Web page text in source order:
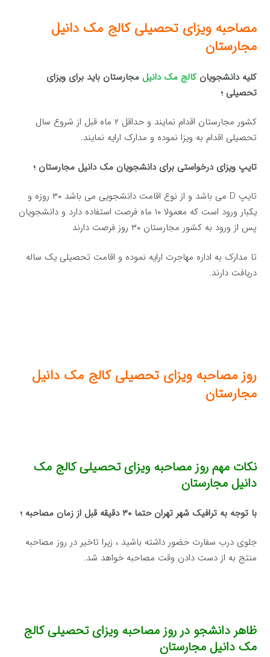
مصاحبه ویزای تحصیلی کالج مک دانیل
مجارستان
کلیه دانشجویانکالج مک دانیل مجارستان باید برای ویزای
تحصیلی ؛
کشور مجارستان اقدام نمایند و حداقل ۲ ماه قبل از شروع سال
تحصیلی اقدام به ویزا نموده و مدارک ارایه نمایند.
تایپ ویزای درخواستی برای دانشجویان مک دانیل مجارستان ؛
تایپ D می باشد و از نوع اقامت دانشجویی می باشد ۳۰ روزه و
یکبار ورود است که معمولا ۱۰ ماه فرصت استفاده دارد و دانشجویان
پس از ورود به کشور مجارستان ۳۰ روز فرصت دارند
تا مدارک به اداره مهاجرت ارایه نموده و اقامت تحصیلی یک ساله
دریافت دارند.
روز مصاحبه ویزای تحصیلی کالج مک دانیل
مجارستان
نکات مهم روز مصاحبه ویزای تحصیلی کالج مک
دانیل مجارستان
با توجه به ترافیک شهر تهران حتما ۳۰ دقیقه قبل از زمان مصاحبه ؛
جلوی درب سفارت حضور داشته باشید ، زیرا تاخیر در روز مصاحبه
منتج به از دست دادن وقت مصاحبه خواهد شد.
ظاهر دانشجو در روز مصاحبه ویزای تحصیلی کالج
مک دانیل مجارستان